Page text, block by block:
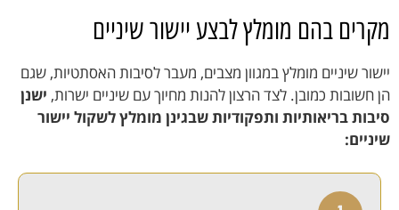
מקרים בהם מומלץ לבצע יישור שיניים
יישור שיניים מומלץ במגוון מצבים, מעבר לסיבות האסתטיות, שגם
הן חשובות כמובן. לצד הרצון להנות מחיוך עם שיניים ישרות, ישנן
סיבות בריאותיות ותפקודיות שבגינן מומלץ לשקול יישור
שיניים: